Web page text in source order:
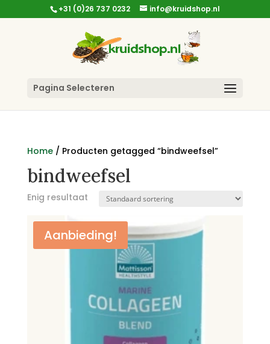
+31 (0)26 737 0232 info@kruidshop.nl
Pagina Selecteren
Home/ Producten getagged “bindweefsel”
bindweefsel
Enig resultaat
Aanbieding!